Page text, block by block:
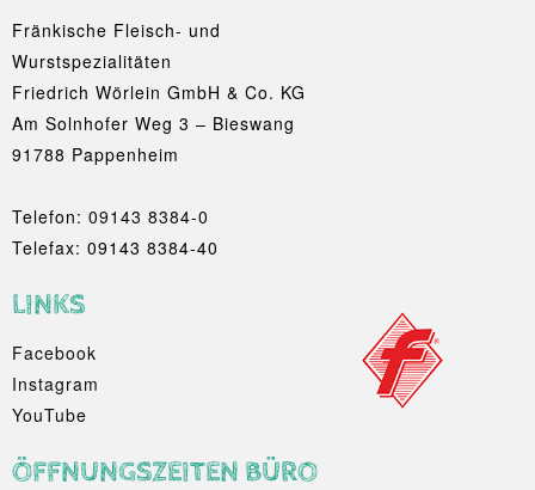
Fränkische Fleisch- und
Wurstspezialitäten
Friedrich Wörlein GmbH & Co. KG
Am Solnhofer Weg 3 – Bieswang
91788 Pappenheim
Telefon: 09143 8384-0
Telefax: 09143 8384-40
LINKS
Facebook
Instagram
YouTube
ÖFFNUNGSZEITEN BÜRO